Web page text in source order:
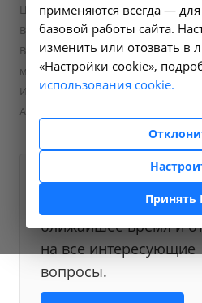
Цены в Ангарске — Скорая
Вызов бригады СМП —
Вызов и осмотр общепрофильной
медицинской помощи в
Иркутска и за пределами до 10 км
Ангарске
Оформите заявку на
мы свяжемся с вами в
ближайшее время и
на все интересующие
вопросы.
применяются всегда —
базовой работы сайта.
изменить или отозвать в
«Настройки cookie»,
использования cookie.
Принять